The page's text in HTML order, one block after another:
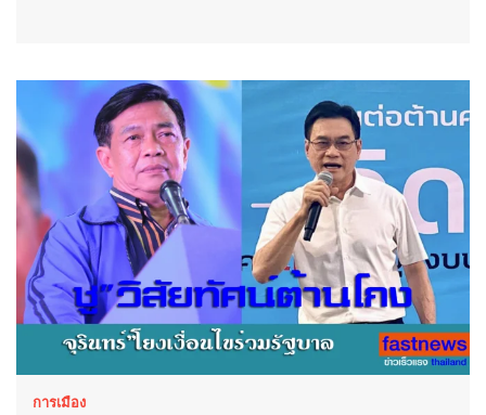
การเมือง